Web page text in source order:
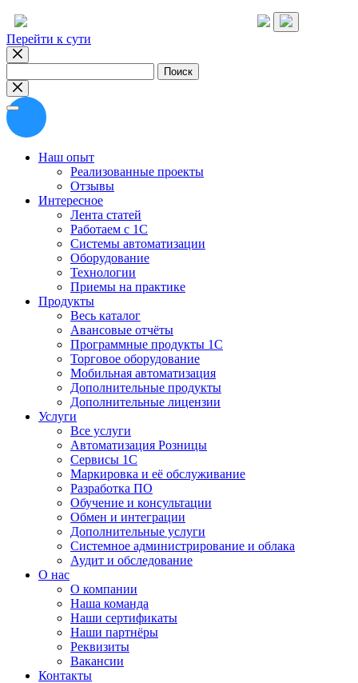
Перейти к сути
Наш опыт
Реализованные проекты
Отзывы
Интересное
Лента статей
Работаем с 1С
Системы автоматизации
Оборудование
Технологии
Приемы на практике
Продукты
Весь каталог
Авансовые отчёты
Программные продукты 1С
Торговое оборудование
Мобильная автоматизация
Дополнительные продукты
Дополнительные лицензии
Услуги
Все услуги
Автоматизация Розницы
Сервисы 1С
Маркировка и её обслуживание
Разработка ПО
Обучение и консультации
Обмен и интеграции
Дополнительные услуги
Системное администрирование и облака
Аудит и обследование
О нас
О компании
Наша команда
Наши сертификаты
Наши партнёры
Реквизиты
Вакансии
Контакты